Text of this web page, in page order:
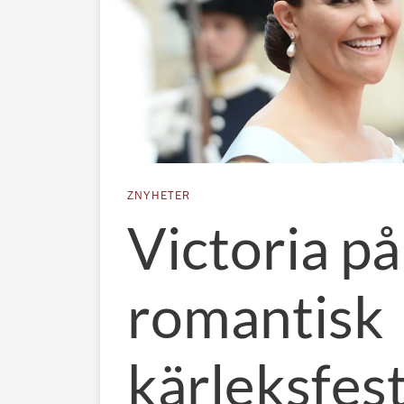
ZNYHETER
Victoria på
romantisk